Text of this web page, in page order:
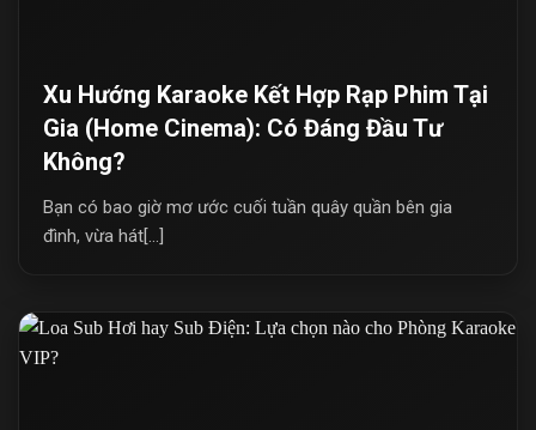
Xu Hướng Karaoke Kết Hợp Rạp Phim Tại
Gia (Home Cinema): Có Đáng Đầu Tư
Không?
Bạn có bao giờ mơ ước cuối tuần quây quần bên gia
đình, vừa hát[...]